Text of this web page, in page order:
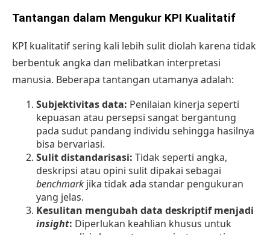
Tantangan dalam Mengukur KPI Kualitatif
KPI kualitatif sering kali lebih sulit diolah karena tidak
berbentuk angka dan melibatkan interpretasi
manusia. Beberapa tantangan utamanya adalah:
Subjektivitas data: Penilaian kinerja seperti
kepuasan atau persepsi sangat bergantung
pada sudut pandang individu sehingga hasilnya
bisa bervariasi.
Sulit distandarisasi: Tidak seperti angka,
deskripsi atau opini sulit dipakai sebagai
benchmark jika tidak ada standar pengukuran
yang jelas.
Kesulitan mengubah data deskriptif menjadi
insight: Diperlukan keahlian khusus untuk